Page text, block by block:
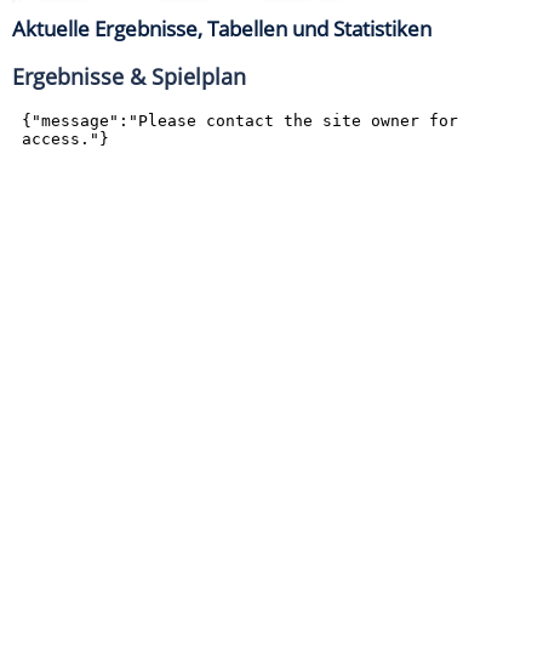
Aktuelle Ergebnisse, Tabellen und Statistiken
Ergebnisse & Spielplan